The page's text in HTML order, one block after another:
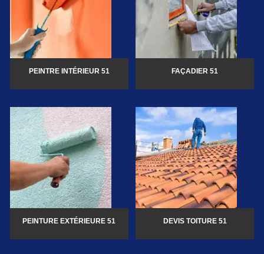
PEINTRE INTÉRIEUR 51 FAÇADIER 51
PEINTURE EXTÉRIEURE 51 DEVIS TOITURE 51